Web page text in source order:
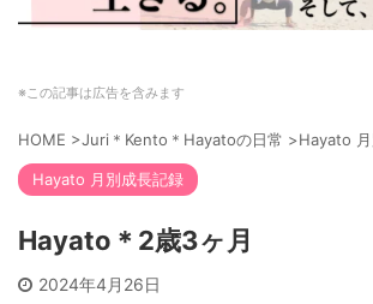
※この記事は広告を含みます
HOME >Juri＊Kento＊Hayatoの日常 >Hayato
Hayato 月別成長記録
Hayato＊2歳3ヶ月
2024年4月26日